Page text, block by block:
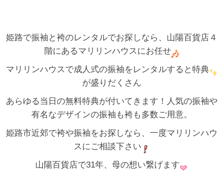
姫路で振袖と袴のレンタルでお探しなら、山陽百貨店４
階にあるマリリンハウスにお任せ
マリリンハウスで成人式の振袖をレンタルすると特典
が盛りだくさん
あらゆる当日の無料特典が付いてきます！人気の振袖や
有名なデザインの振袖も袴も多数ご用意。
姫路市近郊で袴や振袖をお探しなら、一度マリリンハウ
スにご相談下さい
山陽百貨店で31年、母の想い繋げます